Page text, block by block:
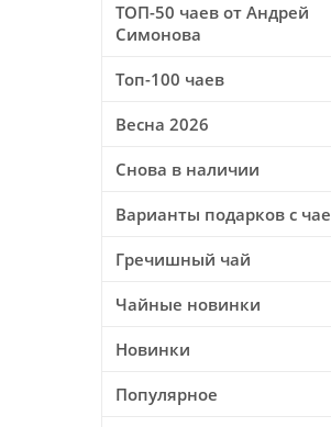
ТОП-50 чаев от Андрей
Симонова
Топ-100 чаев
Весна 2026
Снова в наличии
Варианты подарков с
Гречишный чай
Чайные новинки
Новинки
Популярное